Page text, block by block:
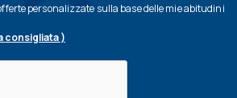
personalizzate sulla base delle mie abitudini
consigliata )